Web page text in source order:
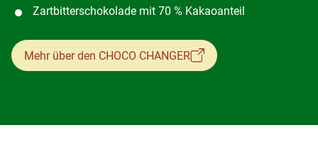
Zartbitterschokolade mit 70 % Kakaoanteil
Mehr über den CHOCO CHANGER